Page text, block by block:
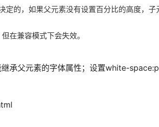
的，如果父元素没有设置百分比的高度，子
在兼容模式下会失效。
承父元素的字体属性；设置white-